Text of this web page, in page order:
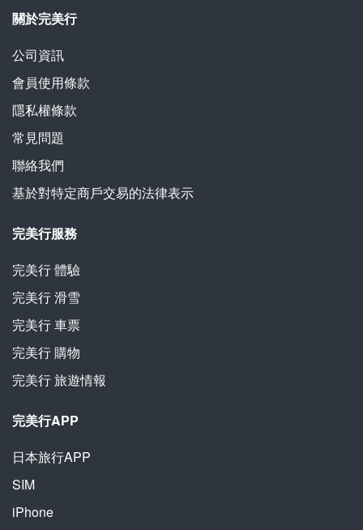
關於完美行
公司資訊
會員使用條款
隱私權條款
常見問題
聯絡我們
基於對特定商戶交易的法律表示
完美行服務
完美行體驗
完美行滑雪
完美行車票
完美行購物
完美行旅遊情報
完美行APP
日本旅行APP
SIM
iPhone